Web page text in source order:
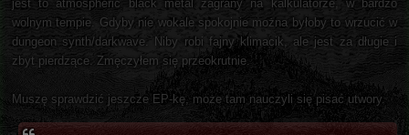
jest to atmospheric black metal zagrany na kalkulatorze, w bardzo
wolnym tempie. Gdyby nie wokale spokojnie można byłoby to wrzucić w
dungeon synth/darkwave. Niby robi fajny klimacik, ale jest za długie i
zbyt pierdzące. Zmęczyłem się przeokrutnie.
Muszę sprawdzić jeszcze EP-kę, może tam nauczyli się pisać utwory.